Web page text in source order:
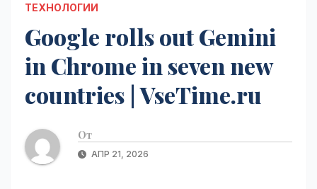
ТЕХНОЛОГИИ
Google rolls out Gemini
in Chrome in seven new
countries | VseTime.ru
От
АПР 21, 2026